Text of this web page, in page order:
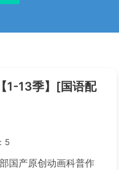
1-13季】[国语配
5
国产原创动画科普作